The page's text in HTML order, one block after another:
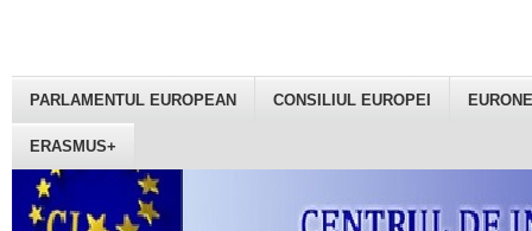
PARLAMENTUL EUROPEAN CONSILIUL EUROPEI
ERASMUS+